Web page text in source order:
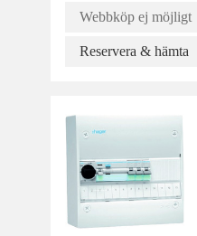
Webbköp ej möjligt
Reservera & hämta